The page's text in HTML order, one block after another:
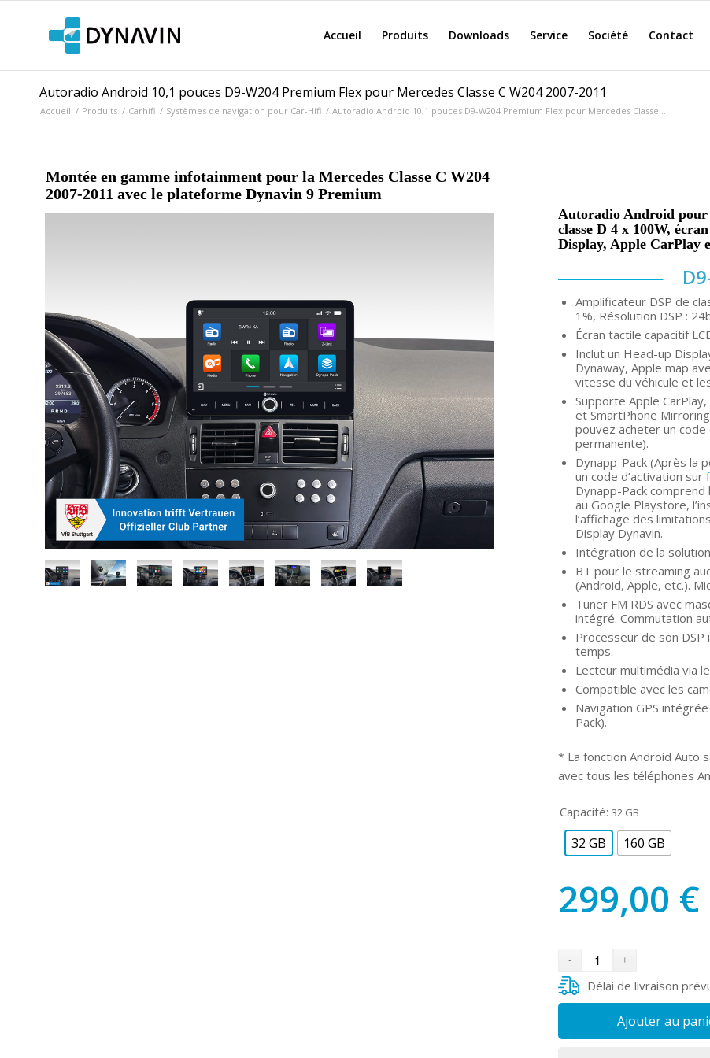
Accueil Produits Downloads Service Société Contact
Autoradio Android 10,1 pouces D9-W204 Premium Flex pour Mercedes Classe C W204 2007-2011
Accueil / Produits / Carhifi / Systèmes de navigation pour Car-Hifi / Autoradio Android 10,1 pouces D9-W204 Premium Flex pour Mercedes Classe...
Montée en gamme infotainment pour la Mercedes Classe C W204
2007-2011 avec le plateforme Dynavin 9 Premium
Autoradio Android pour
classe D 4 x 100W,
Display, Apple CarPlay
Amplificateur DSP de
1%, Résolution DSP :
Écran tactile capacitif
Inclut un Head-up
Dynaway, Apple map
vitesse du véhicule et
Supporte Apple
et SmartPhone
pouvez acheter un
permanente).
Dynapp-Pack (Après la
un code d’activation sur
Dynapp-Pack comprend
au Google Playstore,
l’affichage des
Display Dynavin.
Intégration de la
BT pour le streaming
(Android, Apple, etc.).
Tuner FM RDS avec
intégré. Commutation
Processeur de son
temps.
Lecteur multimédia via
Compatible avec les
Navigation GPS
Pack).
* La fonction Android Auto
avec tous les téléphones
Capacité: 32 GB
32 GB 160 GB
299,00 €
Délai de livraison
Ajouter au